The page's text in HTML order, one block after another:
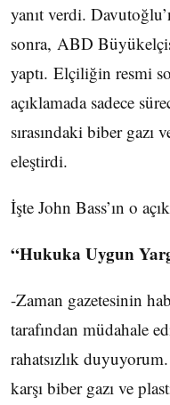
yanıt verdi.
sonra, ABD
yaptı. Elçiliğin resmi
açıklamada sadece
sırasındaki biber gazı
eleştirdi.
İşte John Bass’ın o
“Hukuka Uygun
-Zaman gazetesinin
tarafından müdahale
rahatsızlık
karşı biber gazı ve